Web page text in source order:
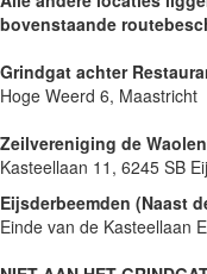
bovenstaande
Grindgat achter
Hoge Weerd 6, Maastricht
Zeilvereniging de
Kasteellaan 11, 6245 SB
Eijsderbeemden (Naast
Einde van de Kasteellaan